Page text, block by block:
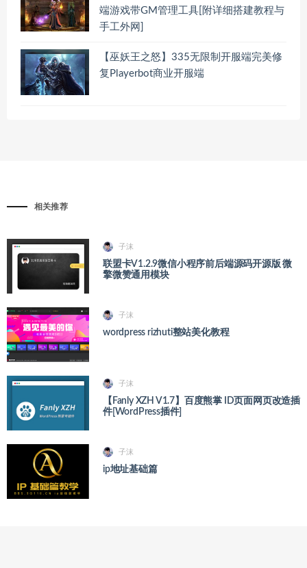
端游戏带GM管理工具[附详细搭建教程与
手工外网]
【巫妖王之怒】335无限制开服端完美修
复Playerbot商业开服端
相关推荐
子沫
联盟卡V1.2.9微信小程序前后端源码开源版 微
擎微赞通用模块
子沫
wordpress rizhuti整站美化教程
子沫
【Fanly XZH V1.7】百度熊掌 ID页面网页改造插
件[WordPress插件]
子沫
ip地址基础篇